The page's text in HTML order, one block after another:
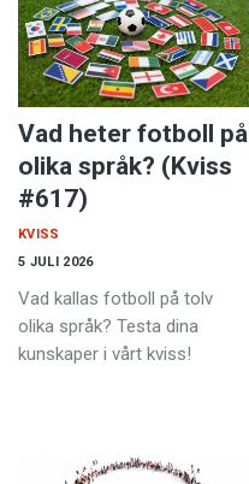
Vad heter fotboll på
olika språk? (Kviss
#617)
5 JULI 2026
KVISS
Vad kallas fotboll på tolv
olika språk? Testa dina
kunskaper i vårt kviss!